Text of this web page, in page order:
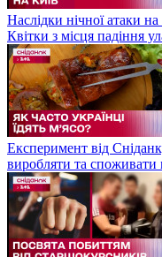
Наслідки нічної атаки
Квітки з місця падіння
Експеримент від
виробляти та споживати